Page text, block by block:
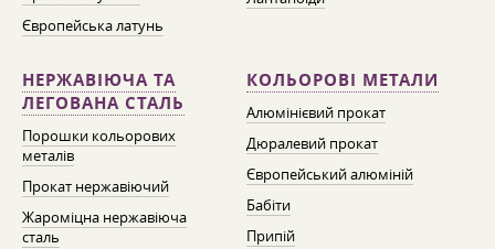
Європейська латунь
НЕРЖАВІЮЧА ТА
ЛЕГОВАНА СТАЛЬ
Порошки кольорових
металів
Прокат нержавіючий
Жароміцна нержавіюча
сталь
КОЛЬОРОВІ МЕТАЛИ
Алюмінієвий прокат
Дюралевий прокат
Європейський алюміній
Бабіти
Припій